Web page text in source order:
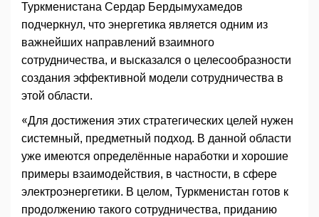
Туркменистана Сердар Бердымухамедов
подчеркнул, что энергетика является одним из
важнейших направлений взаимного
сотрудничества, и высказался о целесообразности
создания эффективной модели сотрудничества в
этой области.
«Для достижения этих стратегических целей нужен
системный, предметный подход. В данной области
уже имеются определённые наработки и хорошие
примеры взаимодействия, в частности, в сфере
электроэнергетики. В целом, Туркменистан готов к
продолжению такого сотрудничества, приданию